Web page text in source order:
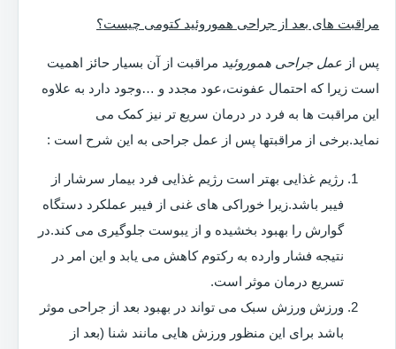
مراقبت های بعد از جراحی هموروئید کتومی چیست؟
پس از عمل جراحی هموروئید مراقبت از آن بسیار حائز اهمیت
است زیرا که احتمال عفونت،عود مجدد و …وجود دارد به علاوه
این مراقبت ها به فرد در درمان سریع تر نیز کمک می
نماید.برخی از مراقبتها پس از عمل جراحی به این شرح است :
رژیم غذایی بهتر است رژیم غذایی فرد بیمار سرشار از
فیبر باشد.زیرا خوراکی های غنی از فیبر عملکرد دستگاه
گوارش را بهبود بخشیده و از یبوست جلوگیری می کند.در
نتیجه فشار وارده به رکتوم کاهش می یابد و این امر در
تسریع درمان موثر است.
ورزش ورزش سبک می تواند در بهبود بعد از جراحی موثر
باشد برای این منظور ورزش هایی مانند شنا (بعد از